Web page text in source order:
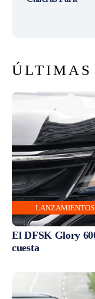
LANZAMIENTOS
El DFSK Glory
cuesta